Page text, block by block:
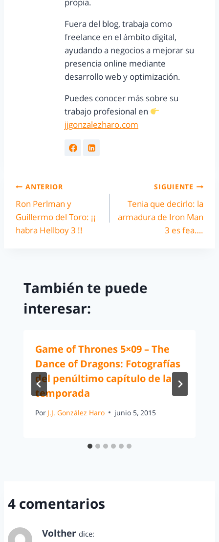
propia.
Fuera del blog, trabaja como
freelance en el ámbito digital,
ayudando a negocios a mejorar su
presencia online mediante
desarrollo web y optimización.
Puedes conocer más sobre su
trabajo profesional en
jjgonzalezharo.com
ANTERIOR
Ron Perlman y
Guillermo del Toro: ¡¡
habra Hellboy 3 !!
SIGUIENTE
Tenia que decirlo: la
armadura de Iron Man
3 es fea….
También te puede
interesar:
Game of Thrones 5×09 – The
Dance of Dragons: Fotografías
del penúltimo capítulo de la
temporada
Por J.J. González Haro junio 5, 2015
4 comentarios
Volther dice: